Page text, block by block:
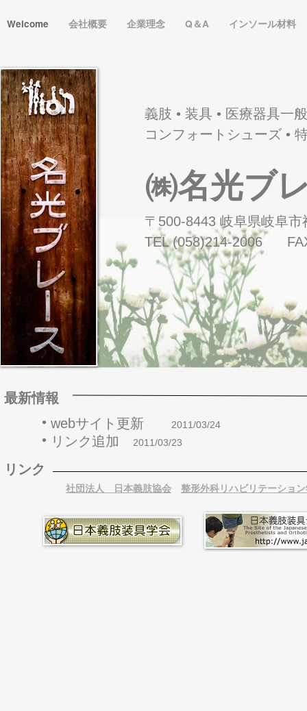
Welcome 会社概要 企業理念 Q＆A インソール材料
最新情報
リンク
義肢 • 装具 • 医療器具一般
コンフォートシューズ •
㈱名光ブ
〒500-8443 岐阜県岐阜
TEL (058)214-2006
• webサイト更新 2011/03/24
• リンク追加 2011/03/23
社団法人 日本義肢協会 整形外科リハビリテーショ